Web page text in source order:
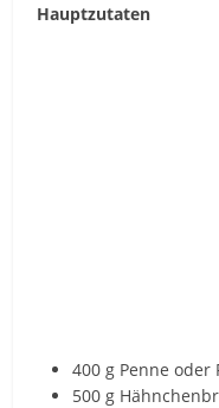
Hauptzutaten
400 g Penne oder
500 g